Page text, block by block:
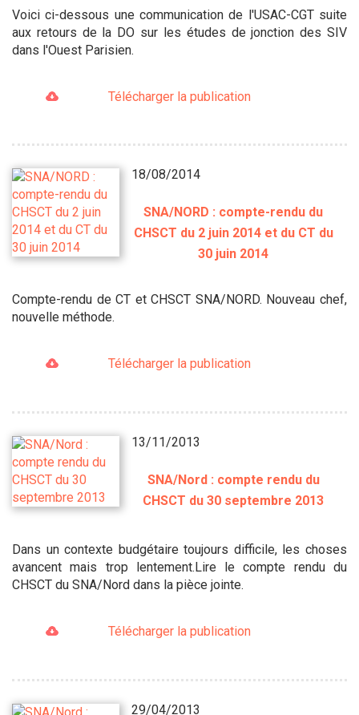
Voici ci-dessous une communication de l'USAC-CGT suite
aux retours de la DO sur les études de jonction des SIV
dans l'Ouest Parisien.
Télécharger la publication
18/08/2014
SNA/NORD : compte-rendu du
CHSCT du 2 juin 2014 et du CT du
30 juin 2014
Compte-rendu de CT et CHSCT SNA/NORD. Nouveau chef,
nouvelle méthode.
Télécharger la publication
13/11/2013
SNA/Nord : compte rendu du
CHSCT du 30 septembre 2013
Dans un contexte budgétaire toujours difficile, les choses
avancent mais trop lentement.Lire le compte rendu du
CHSCT du SNA/Nord dans la pièce jointe.
Télécharger la publication
29/04/2013